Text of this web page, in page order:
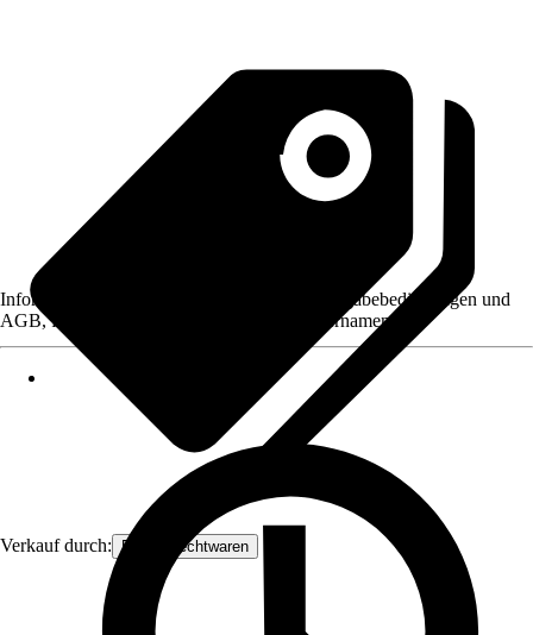
Verkauf durch: Frank Flechtwaren
Informationen des Verkäufers, wie z. B. Rückgabebedingungen und
AGB, finden Sie bei Klick auf den Verkäufernamen.